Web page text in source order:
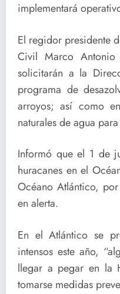
implementará
El regidor presidente
Civil Marco
solicitarán a la
programa de
arroyos; así como
naturales de agua
Informó que el 1 de
huracanes en el
Océano Atlántico,
en alerta.
En el Atlántico se
intensos este año,
llegar a pegar en la
tomarse medidas